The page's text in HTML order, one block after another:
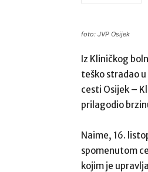
foto: JVP Osijek
Iz Kliničkog
teško stradao
cesti Osijek –
prilagodio
Naime, 16.
spomenutom
kojim je